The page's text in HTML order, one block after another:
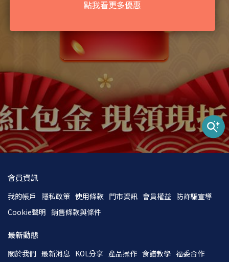
會員資訊
我的帳戶 隱私政策 使用條款 門市資訊 會員權益 防詐騙宣導
Cookie聲明 銷售條款與條件
最新動態
關於我們 最新消息 KOL分享 產品操作 食譜教學 福委合作